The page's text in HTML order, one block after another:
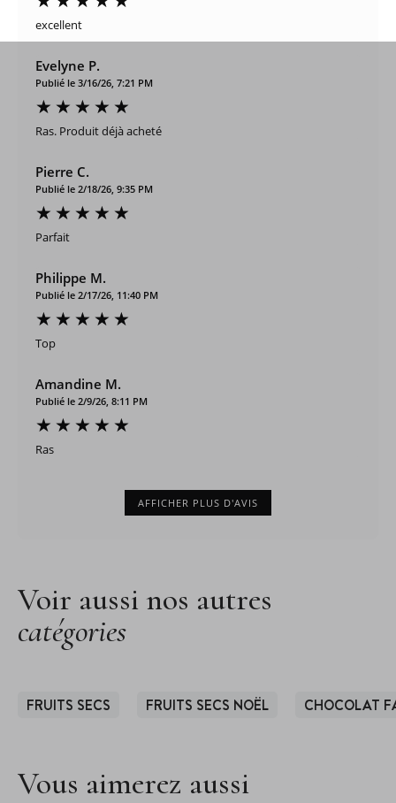
excellent
Evelyne P.
Publié le 3/16/26, 7:21 PM
Ras. Produit déjà acheté
Pierre C.
Publié le 2/18/26, 9:35 PM
Parfait
Philippe M.
Publié le 2/17/26, 11:40 PM
Top
Amandine M.
Publié le 2/9/26, 8:11 PM
Ras
AFFICHER PLUS D'AVIS
Voir aussi nos autres
catégories
FRUITS SECS FRUITS SECS NOËL CHOCOLAT
Vous aimerez aussi